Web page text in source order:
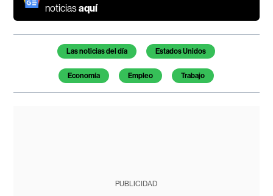
noticiasaquí
Temas de este artículo
Las noticias del día Estados Unidos
Economía Empleo Trabajo
PUBLICIDAD